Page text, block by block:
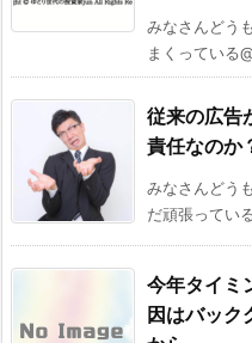
みなさんどう
まくっている
従来の広告
責任なのか
みなさんどう
だ頑張ってい
今年タイミ
因はバック